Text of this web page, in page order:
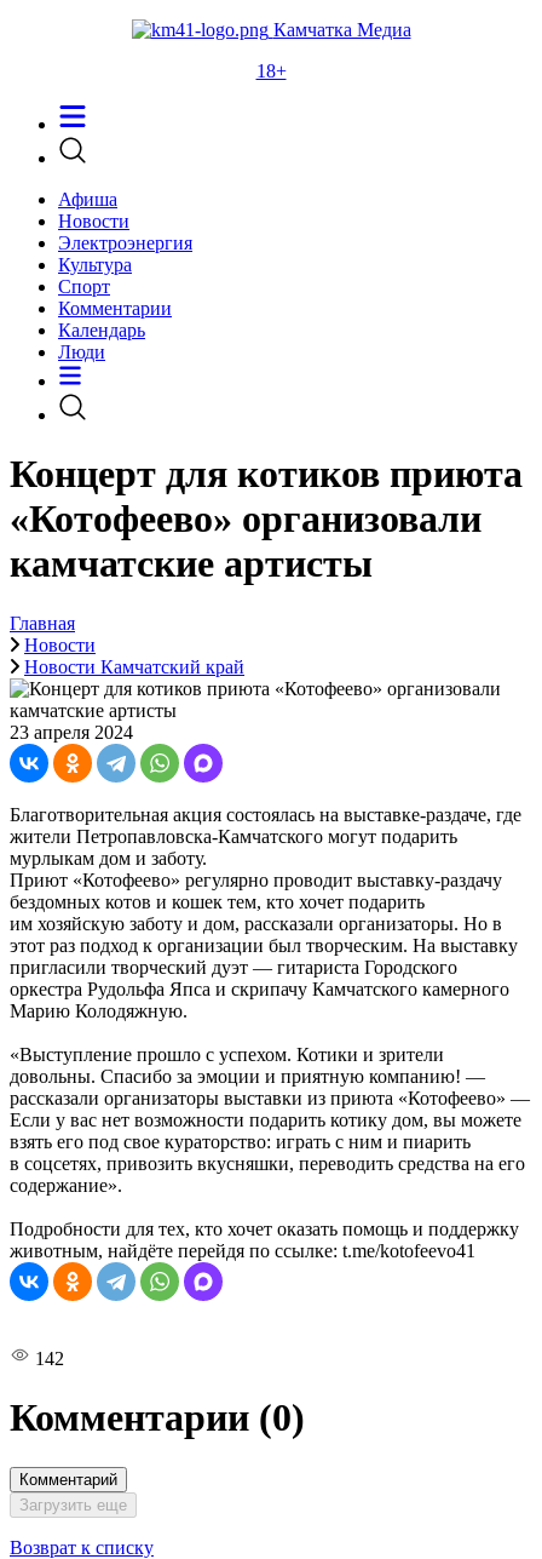
Камчатка Медиа
18+
Афиша
Новости
Электроэнергия
Культура
Спорт
Комментарии
Календарь
Люди
Концерт для котиков приюта
«Котофеево» организовали
камчатские артисты
Главная
Новости
Новости Камчатский край
23 апреля 2024
Благотворительная акция состоялась на выставке-раздаче, где
жители Петропавловска-Камчатского могут подарить
мурлыкам дом и заботу.
Приют «Котофеево» регулярно проводит выставку-раздачу
бездомных котов и кошек тем, кто хочет подарить
им хозяйскую заботу и дом, рассказали организаторы. Но в
этот раз подход к организации был творческим. На выставку
пригласили творческий дуэт — гитариста Городского
оркестра Рудольфа Япса и скрипачу Камчатского камерного
Марию Колодяжную.
«Выступление прошло с успехом. Котики и зрители
довольны. Спасибо за эмоции и приятную компанию! —
рассказали организаторы выставки из приюта «Котофеево» —
Если у вас нет возможности подарить котику дом, вы можете
взять его под свое кураторство: играть с ним и пиарить
в соцсетях, привозить вкусняшки, переводить средства на его
содержание».
Подробности для тех, кто хочет оказать помощь и поддержку
животным, найдёте перейдя по ссылке: t.me/kotofeevo41
142
Комментарии (0)
Комментарий
Загрузить еще
Возврат к списку